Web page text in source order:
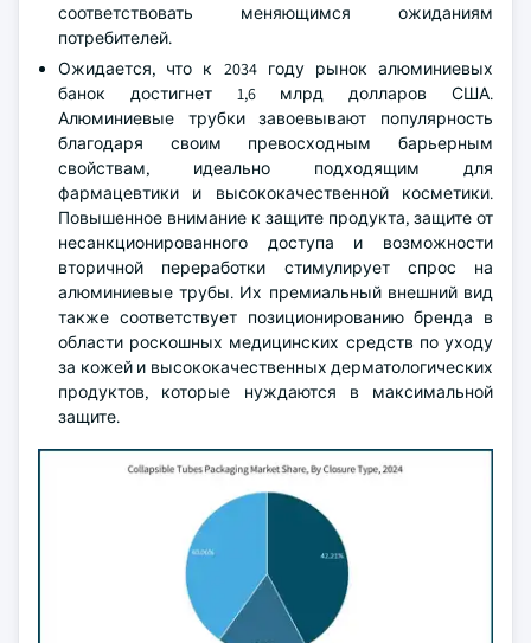
соответствовать меняющимся ожиданиям
потребителей.
Ожидается, что к 2034 году рынок алюминиевых
банок достигнет 1,6 млрд долларов США.
Алюминиевые трубки завоевывают популярность
благодаря своим превосходным барьерным
свойствам, идеально подходящим для
фармацевтики и высококачественной косметики.
Повышенное внимание к защите продукта, защите от
несанкционированного доступа и возможности
вторичной переработки стимулирует спрос на
алюминиевые трубы. Их премиальный внешний вид
также соответствует позиционированию бренда в
области роскошных медицинских средств по уходу
за кожей и высококачественных дерматологических
продуктов, которые нуждаются в максимальной
защите.